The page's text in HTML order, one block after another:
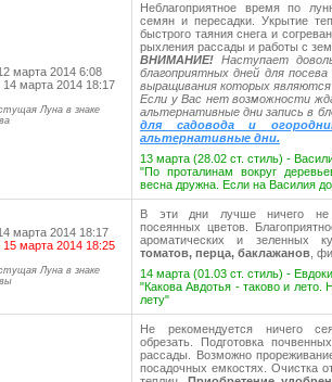
марта 2014 6:08
14 марта 2014 18:17
Луна в знаке
Неблагоприятное время по
семян и пересадки. Укрытие
быстрого таяния снега и
рыхления рассады и работы с
ВНИМАНИЕ! Наступает
благоприятных дней для
выращивания которых
Если у Вас нет возможности
альтернативные дни запись в
для садовода и
альтернативные дни.
13 марта (28.02 ст. стиль) -
"По проталинам вокруг
весна дружна. Если на Василия
марта 2014 18:17
15 марта 2014 18:25
Луна в знаке
В эти дни лучше ничего не
посеянных цветов.
ароматических и зеленных
томатов, перца, баклажанов ,
14 марта (01.03 ст. стиль) -
"Какова Авдотья - таково и
лету"
Не рекомендуется ничего
обрезать. Подготовка
рассады. Возможно
посадочных емкостях. Очистка